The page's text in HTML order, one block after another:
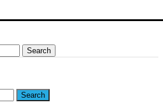
Search
Search